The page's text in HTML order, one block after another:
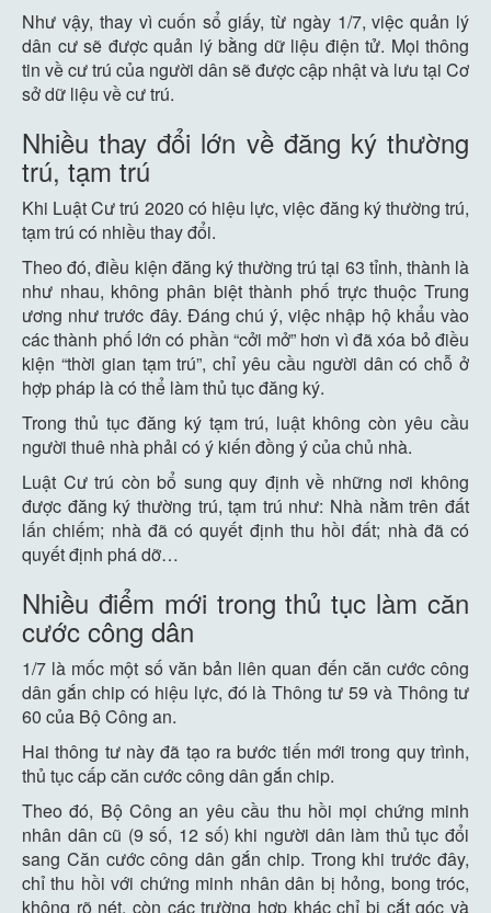
Như vậy, thay vì cuốn sổ giấy, từ ngày 1/7, việc quản lý
dân cư sẽ được quản lý bằng dữ liệu điện tử. Mọi thông
tin về cư trú của người dân sẽ được cập nhật và lưu tại Cơ
sở dữ liệu về cư trú.
Nhiều thay đổi lớn về đăng ký thường
trú, tạm trú
Khi Luật Cư trú 2020 có hiệu lực, việc đăng ký thường trú,
tạm trú có nhiều thay đổi.
Theo đó, điều kiện đăng ký thường trú tại 63 tỉnh, thành là
như nhau, không phân biệt thành phố trực thuộc Trung
ương như trước đây. Đáng chú ý, việc nhập hộ khẩu vào
các thành phố lớn có phần “cởi mở” hơn vì đã xóa bỏ điều
kiện “thời gian tạm trú”, chỉ yêu cầu người dân có chỗ ở
hợp pháp là có thể làm thủ tục đăng ký.
Trong thủ tục đăng ký tạm trú, luật không còn yêu cầu
người thuê nhà phải có ý kiến đồng ý của chủ nhà.
Luật Cư trú còn bổ sung quy định về những nơi không
được đăng ký thường trú, tạm trú như: Nhà nằm trên đất
lấn chiếm; nhà đã có quyết định thu hồi đất; nhà đã có
quyết định phá dỡ…
Nhiều điểm mới trong thủ tục làm căn
cước công dân
1/7 là mốc một số văn bản liên quan đến căn cước công
dân gắn chip có hiệu lực, đó là Thông tư 59 và Thông tư
60 của Bộ Công an.
Hai thông tư này đã tạo ra bước tiến mới trong quy trình,
thủ tục cấp căn cước công dân gắn chip.
Theo đó, Bộ Công an yêu cầu thu hồi mọi chứng minh
nhân dân cũ (9 số, 12 số) khi người dân làm thủ tục đổi
sang Căn cước công dân gắn chip. Trong khi trước đây,
chỉ thu hồi với chứng minh nhân dân bị hỏng, bong tróc,
không rõ nét, còn các trường hợp khác chỉ bị cắt góc và